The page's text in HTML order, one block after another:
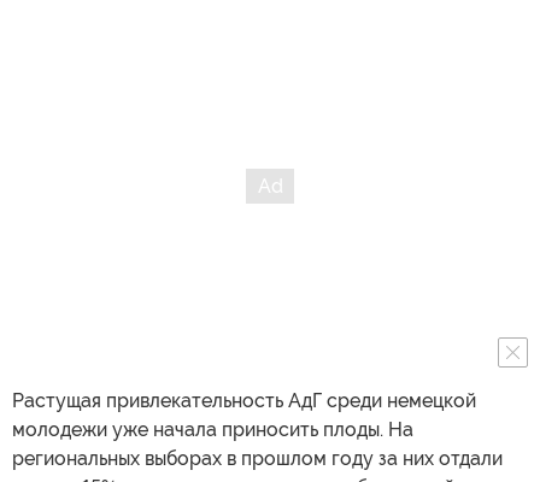
Растущая привлекательность АдГ среди немецкой
молодежи уже начала приносить плоды. На
региональных выборах в прошлом году за них отдали